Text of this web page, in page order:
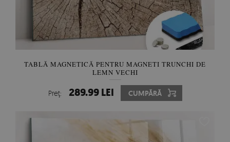
TABLĂ MAGNETICĂ PENTRU MAGNETI TRUNCHI DE
LEMN VECHI
Preţ: 289.99 LEI CUMPĂRĂ